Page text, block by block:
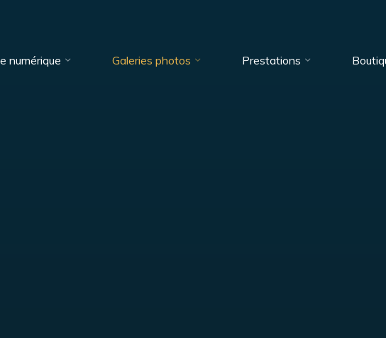
numérique Galeries photos Prestations